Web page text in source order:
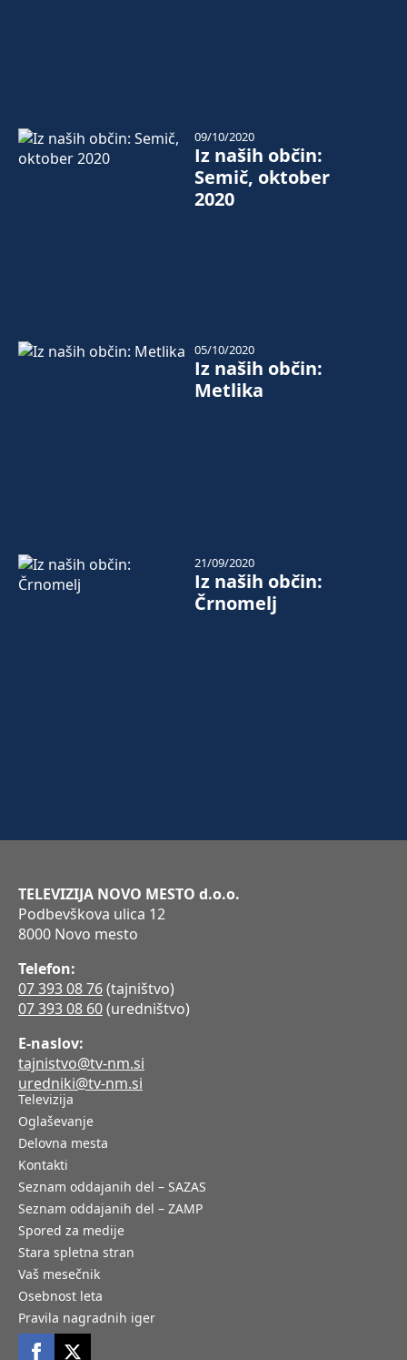
Iz naših občin:
Semič, oktober
2020
09/10/2020
Iz naših občin:
Metlika
05/10/2020
Iz naših občin:
Črnomelj
21/09/2020
TELEVIZIJA NOVO MESTO d.o.o.
Podbevškova ulica 12
8000 Novo mesto
Telefon:
07 393 08 76(tajništvo)
07 393 08 60(uredništvo)
E-naslov:
tajnistvo@tv-nm.si
uredniki@tv-nm.si
Televizija
Oglaševanje
Delovna mesta
Kontakti
Seznam oddajanih del – SAZAS
Seznam oddajanih del – ZAMP
Spored za medije
Stara spletna stran
Vaš mesečnik
Osebnost leta
Pravila nagradnih iger